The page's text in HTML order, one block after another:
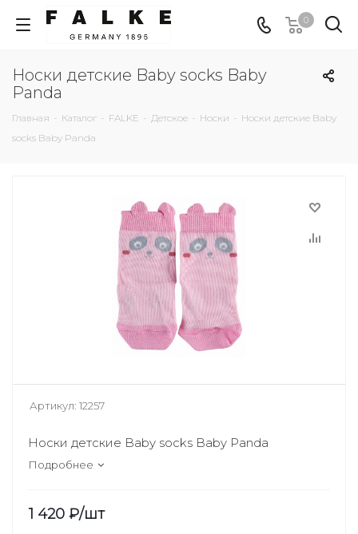
0
Носки детские Baby socks Baby
Panda
Главная - Каталог - FALKE - Детское - Носки - Носки детские Baby
socks Baby Panda
Артикул: 12257
Носки детские Baby socks Baby Panda
Подробнее
1 420 ₽/шт